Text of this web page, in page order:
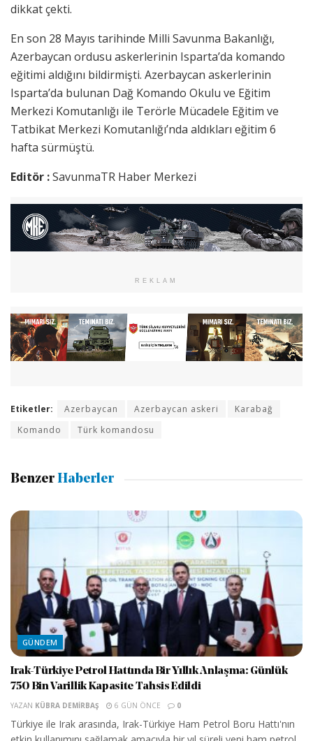
dikkat çekti.
En son 28 Mayıs tarihinde Milli Savunma Bakanlığı,
Azerbaycan ordusu askerlerinin Isparta’da komando
eğitimi aldığını bildirmişti. Azerbaycan askerlerinin
Isparta’da bulunan Dağ Komando Okulu ve Eğitim
Merkezi Komutanlığı ile Terörle Mücadele Eğitim ve
Tatbikat Merkezi Komutanlığı’nda aldıkları eğitim 6
hafta sürmüştü.
Editör :SavunmaTR Haber Merkezi
REKLAM
Etiketler: Azerbaycan Azerbaycan askeri
Karabağ
Komando
Türk komandosu
Benzer Haberler
GÜNDEM
Irak-Türkiye Petrol Hattında Bir Yıllık Anlaşma: Günlük
750 Bin Varillik Kapasite Tahsis Edildi
YAZAN KÜBRA DEMIRBAŞ 6 GÜN ÖNCE 0
Türkiye ile Irak arasında, Irak-Türkiye Ham Petrol Boru Hattı'nın